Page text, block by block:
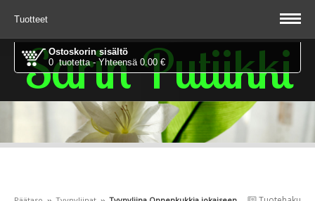
Tuotteet
Ostoskorin sisältö
0 tuotetta - Yhteensä 0.00 €
Sarin Putiikki